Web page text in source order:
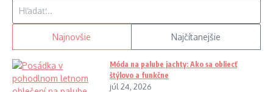
Najnovšie Najčítanejšie
Móda na palube jachty: Ako sa obliecť
štýlovo a funkčne
júl 24, 2026